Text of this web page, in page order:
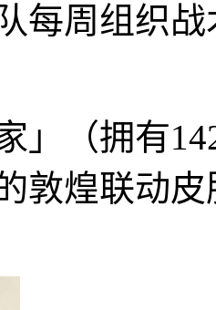
每周组织
」（拥有
敦煌联动